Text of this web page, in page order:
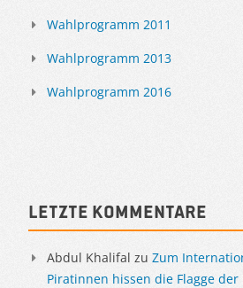
Wahlprogramm 2011
Wahlprogramm 2013
Wahlprogramm 2016
Letzte Kommentare
Abdul Khalifal zu Zum
Piratinnen hissen die Flagge der